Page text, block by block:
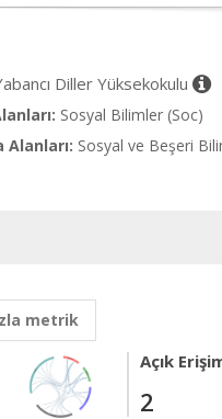
Diller Yüksekokulu
Sosyal Bilimler (Soc)
Alanları: Sosyal ve Beşeri
metrik
Açık
2